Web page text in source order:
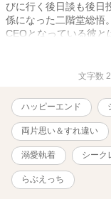
びに行く後日談も後
係になった二階堂総悟
CEOとなっている彼と
た。けれども、彼の
っかりやさぐれてし
れる。お金に困って
くことになり……？
専属秘書・梅小路桃
ワケありな2人が再会
の物語。 ※R18には※
ノベルズには7月以降
文字数
ハッピーエンド
両片思い＆すれ違い
溺愛執着 シーク
らぶえっち